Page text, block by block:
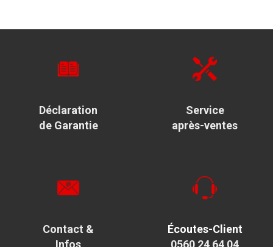
Déclaration
de Garantie
Service
après-ventes
Contact &
Infos
Écoutes-Client
0560 24 64 04